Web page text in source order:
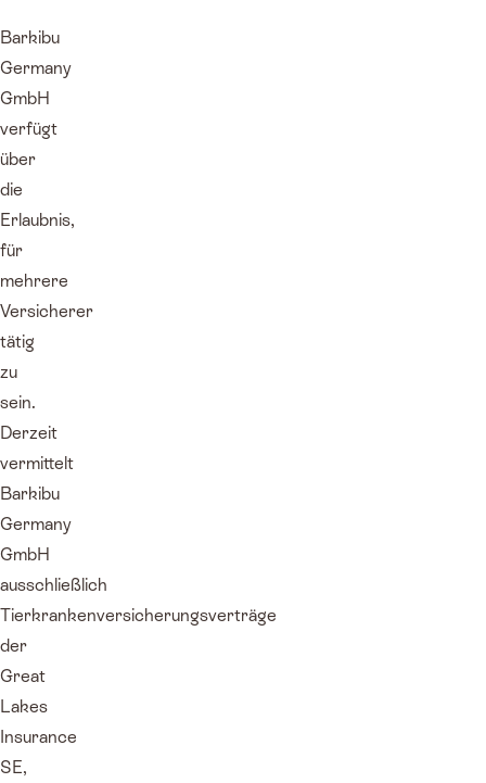
Barkibu
Germany
GmbH
verfügt
über
die
Erlaubnis,
für
mehrere
Versicherer
tätig
zu
sein.
Derzeit
vermittelt
Barkibu
Germany
GmbH
ausschließlich
Tierkrankenversicherungsverträge
der
Great
Lakes
Insurance
SE,